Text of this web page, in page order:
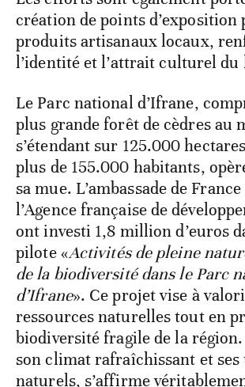
création de points d’exposition
produits artisanaux locaux,
l’identité et l’attrait culturel du
Le Parc national d’Ifrane,
plus grande forêt de cèdres au
s’étendant sur 125.000
plus de 155.000 habitants,
sa mue. L’ambassade de
l’Agence française de
ont investi 1,8 million d’euros
pilote «Activités de pleine
de la biodiversité dans le Parc
d’Ifrane». Ce projet vise à
ressources naturelles tout en
biodiversité fragile de la
son climat rafraîchissant et ses
naturels, s’affirme